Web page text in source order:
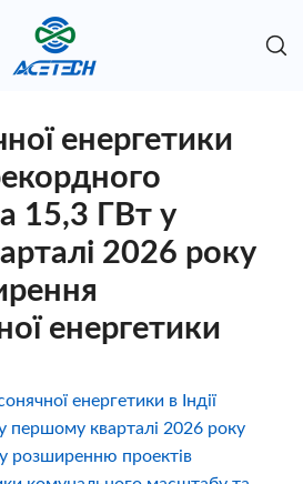
енергетики
15,3 ГВт у
2026 року
енергетики
енергетики в Індії
першому кварталі 2026 року
розширенню проектів